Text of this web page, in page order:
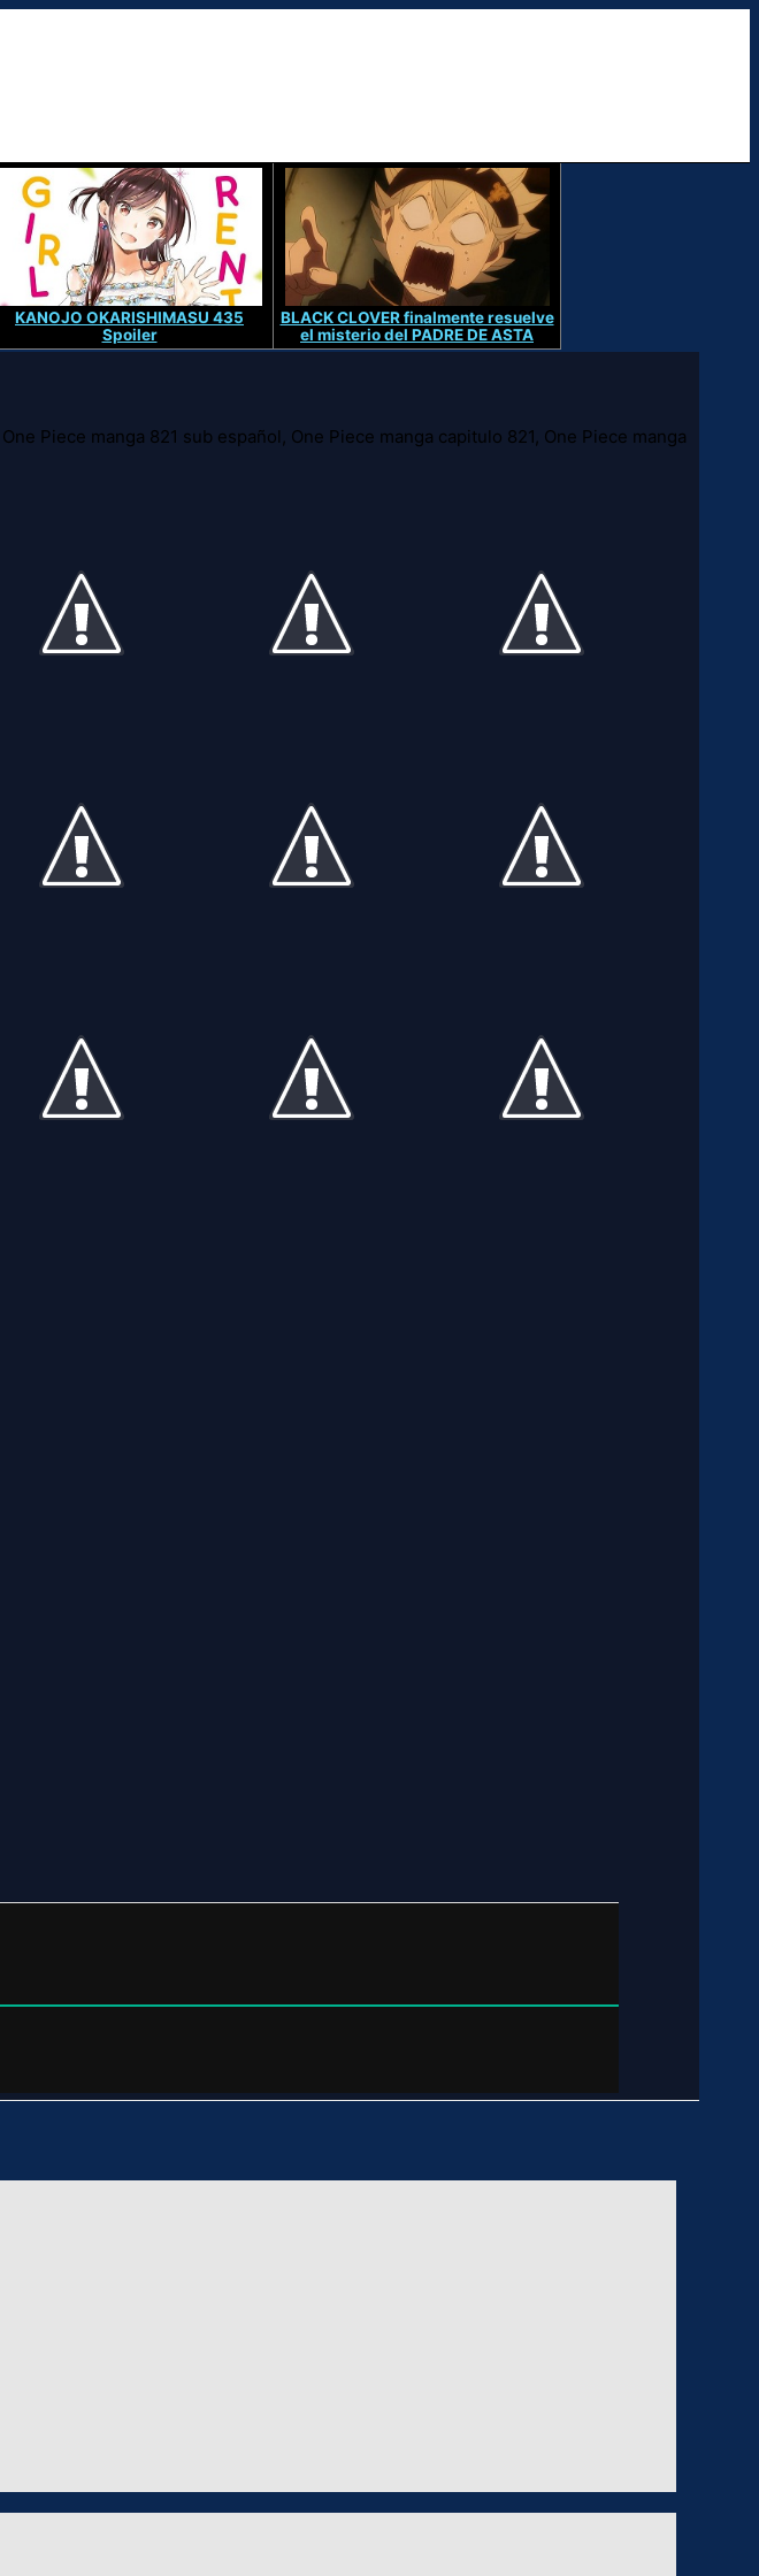
KANOJO OKARISHIMASU 435
Spoiler
BLACK CLOVER finalmente resuelve
el misterio del PADRE DE ASTA
Piece manga 821 sub español, One Piece manga capitulo 821, One Piece manga